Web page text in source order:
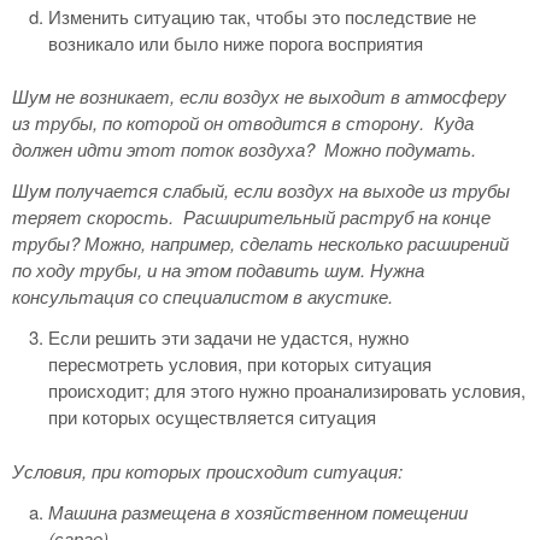
Изменить ситуацию так, чтобы это последствие не
возникало или было ниже порога восприятия
Шум не возникает, если воздух не выходит в атмосферу
из трубы, по которой он отводится в сторону. Куда
должен идти этот поток воздуха? Можно подумать.
Шум получается слабый, если воздух на выходе из трубы
теряет скорость. Расширительный раструб на конце
трубы? Можно, например, сделать несколько расширений
по ходу трубы, и на этом подавить шум. Нужна
консультация со специалистом в акустике.
Если решить эти задачи не удастся, нужно
пересмотреть условия, при которых ситуация
происходит; для этого нужно проанализировать условия,
при которых осуществляется ситуация
Условия, при которых происходит ситуация:
Машина размещена в хозяйственном помещении